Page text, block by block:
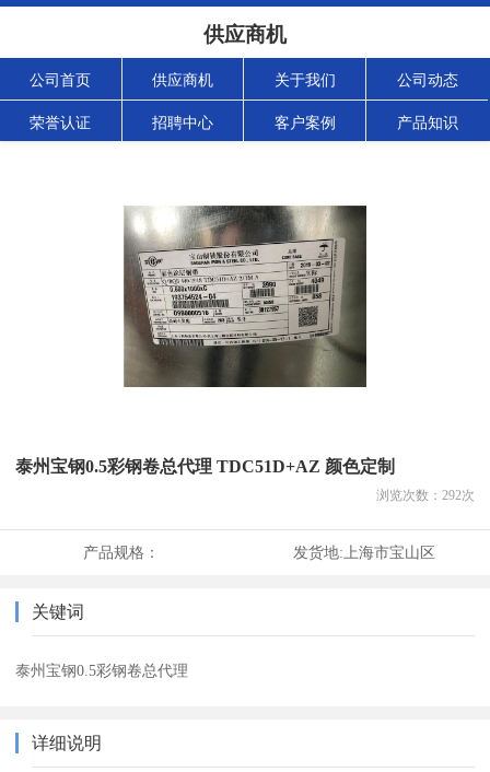
供应商机
公司首页 供应商机 关于我们 公司动态
荣誉认证 招聘中心 客户案例 产品知识
泰州宝钢0.5彩钢卷总代理 TDC51D+AZ 颜色定制
浏览次数： 292次
产品规格： 发货地: 上海市宝山区
关键词
泰州宝钢0.5彩钢卷总代理
详细说明